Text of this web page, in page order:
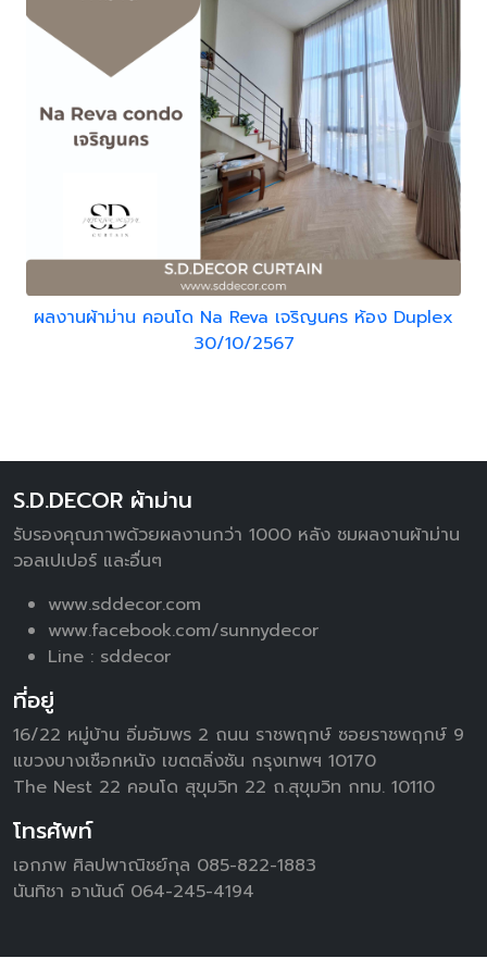
ผลงานผ้าม่าน คอนโด Na Reva เจริญนคร ห้อง Duplex
30/10/2567
S.D.DECOR ผ้าม่าน
รับรองคุณภาพด้วยผลงานกว่า 1000 หลัง ชมผลงานผ้าม่าน
วอลเปเปอร์ และอื่นๆ
www.sddecor.com
www.facebook.com/sunnydecor
Line : sddecor
ที่อยู่
16/22 หมู่บ้าน อิ่มอัมพร 2 ถนน ราชพฤกษ์ ซอยราชพฤกษ์ 9
แขวงบางเชือกหนัง เขตตลิ่งชัน กรุงเทพฯ 10170
The Nest 22 คอนโด สุขุมวิท 22 ถ.สุขุมวิท กทม. 10110
โทรศัพท์
เอกภพ ศิลปพาณิชย์กุล 085-822-1883
นันทิชา อานันด์ 064-245-4194